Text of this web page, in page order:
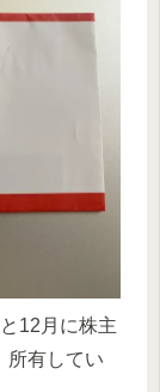
12月に株主
所有してい